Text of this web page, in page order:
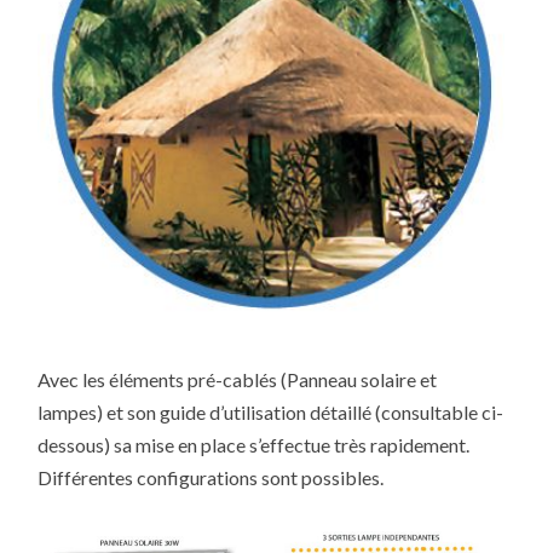
Avec les éléments pré-cablés (Panneau solaire et
lampes) et son guide d’utilisation détaillé (consultable ci-
dessous) sa mise en place s’effectue très rapidement.
Différentes configurations sont possibles.